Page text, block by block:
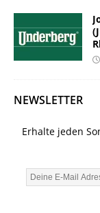
NEWSLETTER
Erhalte jeden